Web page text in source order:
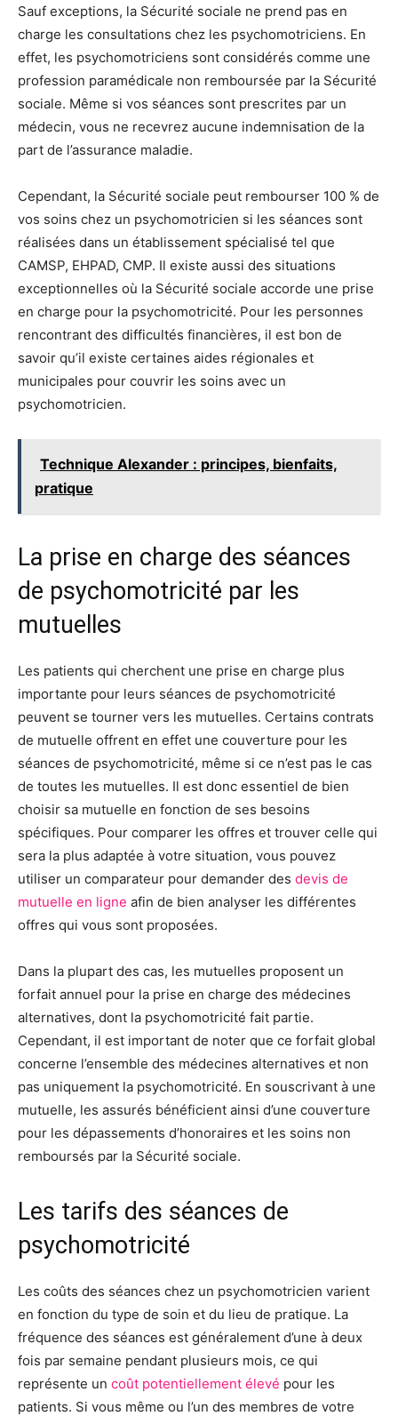
Sauf exceptions, la Sécurité sociale ne prend pas en
charge les consultations chez les psychomotriciens. En
effet, les psychomotriciens sont considérés comme une
profession paramédicale non remboursée par la Sécurité
sociale. Même si vos séances sont prescrites par un
médecin, vous ne recevrez aucune indemnisation de la
part de l’assurance maladie.
Cependant, la Sécurité sociale peut rembourser 100 % de
vos soins chez un psychomotricien si les séances sont
réalisées dans un établissement spécialisé tel que
CAMSP, EHPAD, CMP. Il existe aussi des situations
exceptionnelles où la Sécurité sociale accorde une prise
en charge pour la psychomotricité. Pour les personnes
rencontrant des difficultés financières, il est bon de
savoir qu’il existe certaines aides régionales et
municipales pour couvrir les soins avec un
psychomotricien.
Technique Alexander : principes, bienfaits,
pratique
La prise en charge des séances
de psychomotricité par les
mutuelles
Les patients qui cherchent une prise en charge plus
importante pour leurs séances de psychomotricité
peuvent se tourner vers les mutuelles. Certains contrats
de mutuelle offrent en effet une couverture pour les
séances de psychomotricité, même si ce n’est pas le cas
de toutes les mutuelles. Il est donc essentiel de bien
choisir sa mutuelle en fonction de ses besoins
spécifiques. Pour comparer les offres et trouver celle qui
sera la plus adaptée à votre situation, vous pouvez
utiliser un comparateur pour demander des devis de
mutuelle en ligne afin de bien analyser les différentes
offres qui vous sont proposées.
Dans la plupart des cas, les mutuelles proposent un
forfait annuel pour la prise en charge des médecines
alternatives, dont la psychomotricité fait partie.
Cependant, il est important de noter que ce forfait global
concerne l’ensemble des médecines alternatives et non
pas uniquement la psychomotricité. En souscrivant à une
mutuelle, les assurés bénéficient ainsi d’une couverture
pour les dépassements d’honoraires et les soins non
remboursés par la Sécurité sociale.
Les tarifs des séances de
psychomotricité
Les coûts des séances chez un psychomotricien varient
en fonction du type de soin et du lieu de pratique. La
fréquence des séances est généralement d’une à deux
fois par semaine pendant plusieurs mois, ce qui
représente un coût potentiellement élevé pour les
patients. Si vous même ou l’un des membres de votre